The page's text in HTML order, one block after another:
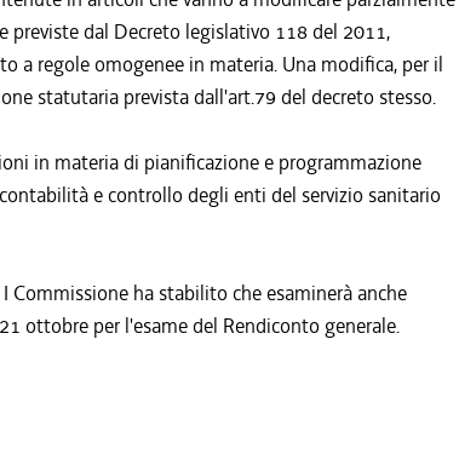
previste dal Decreto legislativo 118 del 2011,
a regole omogenee in materia. Una modifica, per il
statutaria prevista dall'art.79 del decreto stesso.
in materia di pianificazione e programmazione
e controllo degli enti del servizio sanitario
ha stabilito che esaminerà anche
ottobre per l'esame del Rendiconto generale.